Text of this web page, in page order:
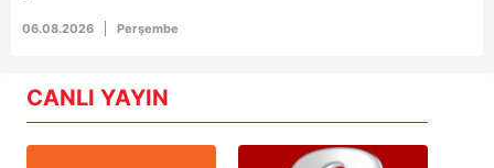
06.08.2026 Perşembe
CANLI YAYIN